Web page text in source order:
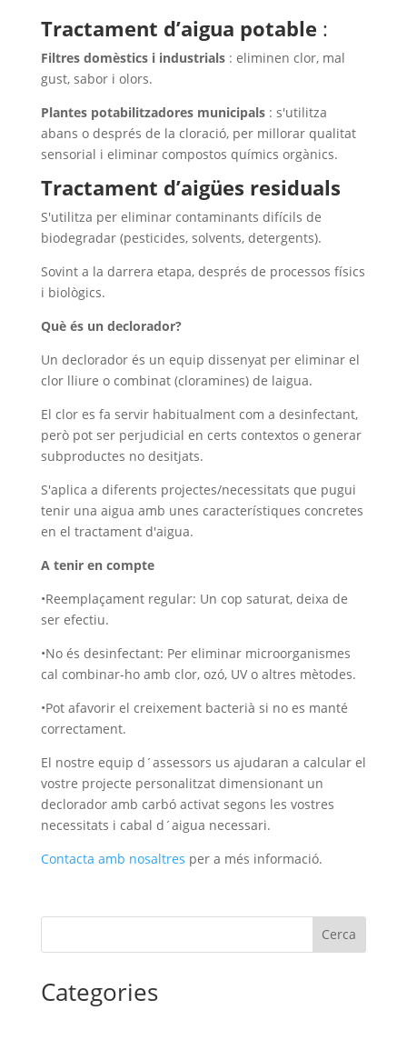
Tractament d’aigua potable :
Filtres domèstics i industrials: eliminen clor, mal
gust, sabor i olors.
Plantes potabilitzadores municipals: s'utilitza
abans o després de la cloració, per millorar qualitat
sensorial i eliminar compostos químics orgànics.
Tractament d’aigües residuals
S'utilitza per eliminar contaminants difícils de
biodegradar (pesticides, solvents, detergents).
Sovint a la darrera etapa, després de processos físics
i biològics.
Què és un declorador?
Un declorador és un equip dissenyat per eliminar el
clor lliure o combinat (cloramines) de laigua.
El clor es fa servir habitualment com a desinfectant,
però pot ser perjudicial en certs contextos o generar
subproductes no desitjats.
S'aplica a diferents projectes/necessitats que pugui
tenir una aigua amb unes característiques concretes
en el tractament d'aigua.
A tenir en compte
•Reemplaçament regular: Un cop saturat, deixa de
ser efectiu.
•No és desinfectant: Per eliminar microorganismes
cal combinar-ho amb clor, ozó, UV o altres mètodes.
•Pot afavorir el creixement bacterià si no es manté
correctament.
El nostre equip d´assessors us ajudaran a calcular el
vostre projecte personalitzat dimensionant un
declorador amb carbó activat segons les vostres
necessitats i cabal d´aigua necessari.
Contacta amb nosaltres per a més informació.
Cerca
Categories